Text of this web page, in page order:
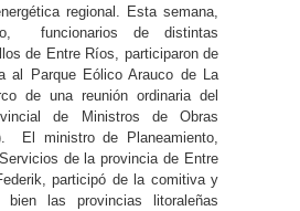
regional. Esta semana,
funcionarios de distintas
de Entre Ríos, participaron de
al Parque Eólico Arauco de La
de una reunión ordinaria del
de Ministros de Obras
El ministro de Planeamiento,
de la provincia de Entre
participó de la comitiva y
las provincias litoraleñas